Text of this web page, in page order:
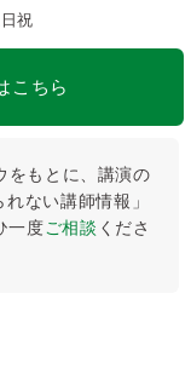
祝
こちら
をもとに、講演の
ない講師情報」
⼀度ご相談 くださ